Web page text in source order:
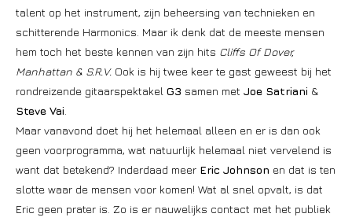
talent op het instrument, zijn beheersing van technieken en
schitterende Harmonics. Maar ik denk dat de meeste mensen
hem toch het beste kennen van zijn hits Cliffs Of Dover,
Manhattan & S.R.V. Ook is hij twee keer te gast geweest bij het
rondreizende gitaarspektakel G3 samen met Joe Satriani &
Steve Vai
Maar vanavond doet hij het helemaal alleen en er is dan ook
geen voorprogramma, wat natuurlijk helemaal niet vervelend is
want dat betekend? Inderdaad meer Eric Johnson en dat is ten
slotte waar de mensen voor komen! Wat al snel opvalt, is dat
Eric geen prater is. Zo is er nauwelijks contact met het publiek